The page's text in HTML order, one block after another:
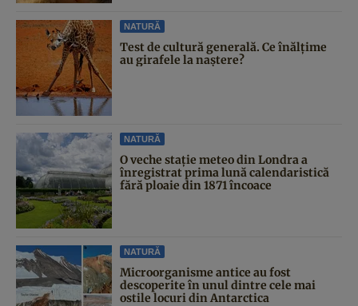
NATURĂ
Test de cultură generală. Ce înălțime
au girafele la naștere?
NATURĂ
O veche stație meteo din Londra a
înregistrat prima lună calendaristică
fără ploaie din 1871 încoace
NATURĂ
Microorganisme antice au fost
descoperite în unul dintre cele mai
ostile locuri din Antarctica